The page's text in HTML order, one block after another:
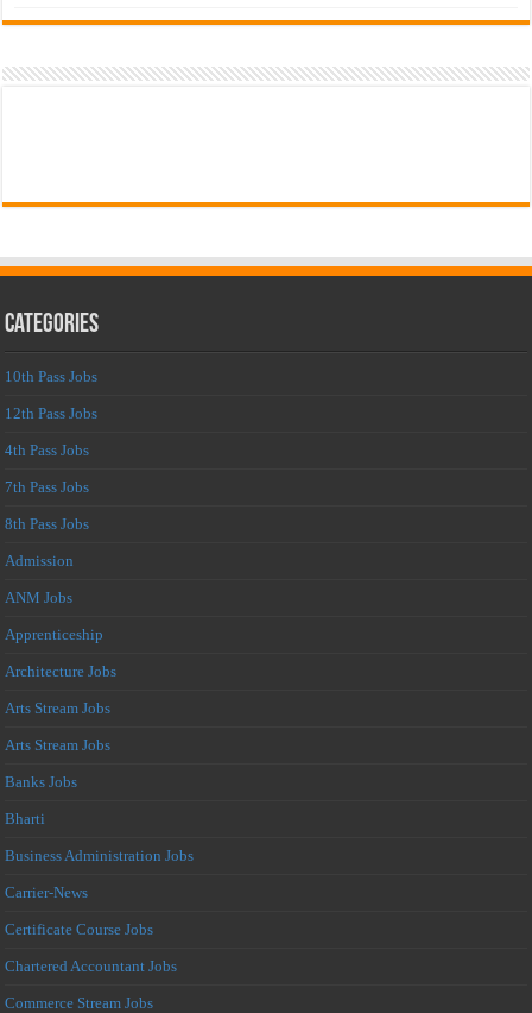
Categories
10th Pass Jobs
12th Pass Jobs
4th Pass Jobs
7th Pass Jobs
8th Pass Jobs
Admission
ANM Jobs
Apprenticeship
Architecture Jobs
Arts Stream Jobs
Arts Stream Jobs
Banks Jobs
Bharti
Business Administration Jobs
Carrier-News
Certificate Course Jobs
Chartered Accountant Jobs
Commerce Stream Jobs